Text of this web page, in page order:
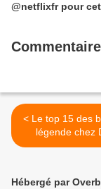
@netflixfr pour
réalisation... RIEN
#justcinema
< Le top 15 des baisers de
légende chez
Hébergé par